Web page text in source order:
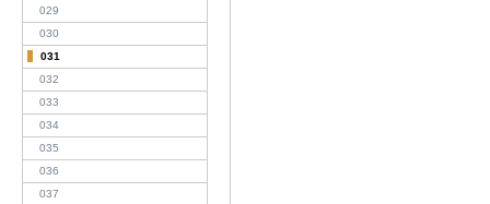
029
030
031
032
033
034
035
036
037